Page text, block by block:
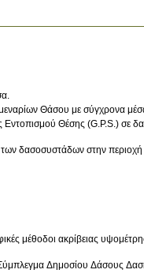
Θάσου με σύγχρονα
Θέσης (G.P.S.) σε
δασοσυστάδων στην περιοχή
μέθοδοι ακρίβειας
Δημοσίου Δάσους